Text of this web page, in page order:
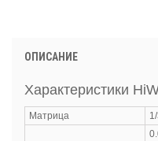
ОПИСАНИЕ
Характеристики
Матрица